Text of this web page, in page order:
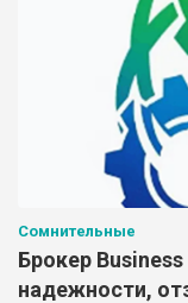
Сомнительные
Брокер
надежности,